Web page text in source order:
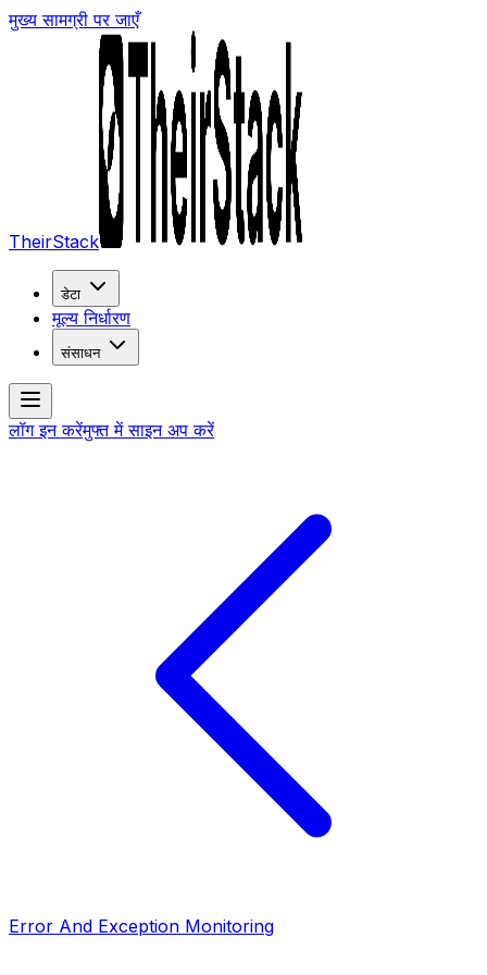
मुख्य सामग्री पर जाएँ
TheirStack
डेटा
मूल्य निर्धारण
संसाधन
लॉग इन करेंमुफ्त में साइन अप करें
Error And Exception Monitoring